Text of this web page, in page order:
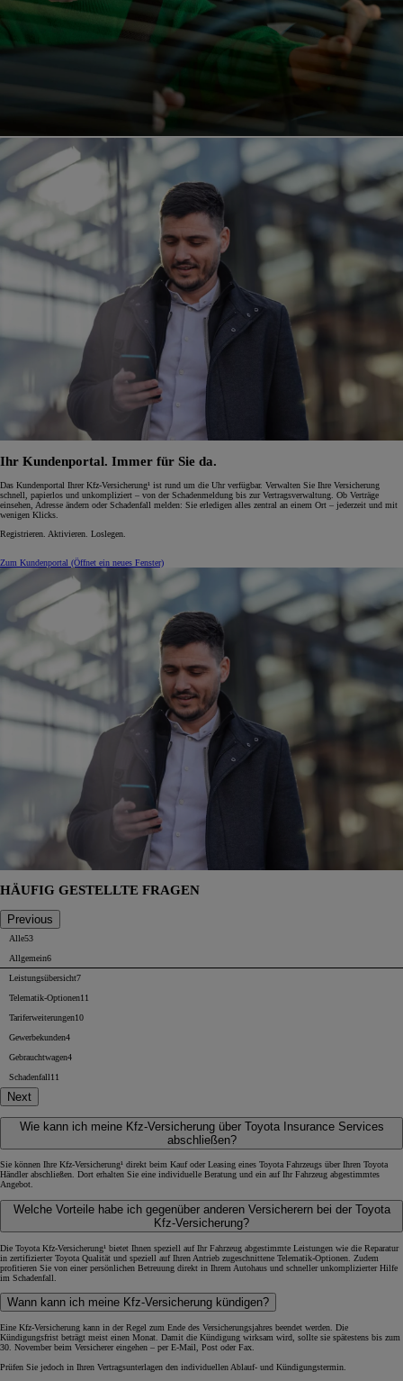
Ihr Kundenportal. Immer für Sie da.
Das Kundenportal Ihrer Kfz-Versicherung¹ ist rund um die Uhr verfügbar. Verwalten Sie Ihre Versicherung
schnell, papierlos und unkompliziert – von der Schadenmeldung bis zur Vertragsverwaltung. Ob Verträge
einsehen, Adresse ändern oder Schadenfall melden: Sie erledigen alles zentral an einem Ort – jederzeit und mit
wenigen Klicks.
Registrieren. Aktivieren. Loslegen.
Zum Kundenportal (Öffnet ein neues Fenster)
HÄUFIG GESTELLTE FRAGEN
Previous
Alle53
Allgemein6
Leistungsübersicht7
Telematik-Optionen11
Tariferweiterungen10
Gewerbekunden4
Gebrauchtwagen4
Schadenfall11
Next
Wie kann ich meine Kfz-Versicherung über Toyota Insurance Services
abschließen?
Sie können Ihre Kfz-Versicherung¹ direkt beim Kauf oder Leasing eines Toyota Fahrzeugs über Ihren Toyota
Händler abschließen. Dort erhalten Sie eine individuelle Beratung und ein auf Ihr Fahrzeug abgestimmtes
Angebot.
Welche Vorteile habe ich gegenüber anderen Versicherern bei der Toyota
Kfz-Versicherung?
Die Toyota Kfz-Versicherung¹ bietet Ihnen speziell auf Ihr Fahrzeug abgestimmte Leistungen wie die Reparatur
in zertifizierter Toyota Qualität und speziell auf Ihren Antrieb zugeschnittene Telematik-Optionen. Zudem
profitieren Sie von einer persönlichen Betreuung direkt in Ihrem Autohaus und schneller unkomplizierter Hilfe
im Schadenfall.
Wann kann ich meine Kfz-Versicherung kündigen?
Eine Kfz-Versicherung kann in der Regel zum Ende des Versicherungsjahres beendet werden. Die
Kündigungsfrist beträgt meist einen Monat. Damit die Kündigung wirksam wird, sollte sie spätestens bis zum
30. November beim Versicherer eingehen – per E-Mail, Post oder Fax.
Prüfen Sie jedoch in Ihren Vertragsunterlagen den individuellen Ablauf- und Kündigungstermin.